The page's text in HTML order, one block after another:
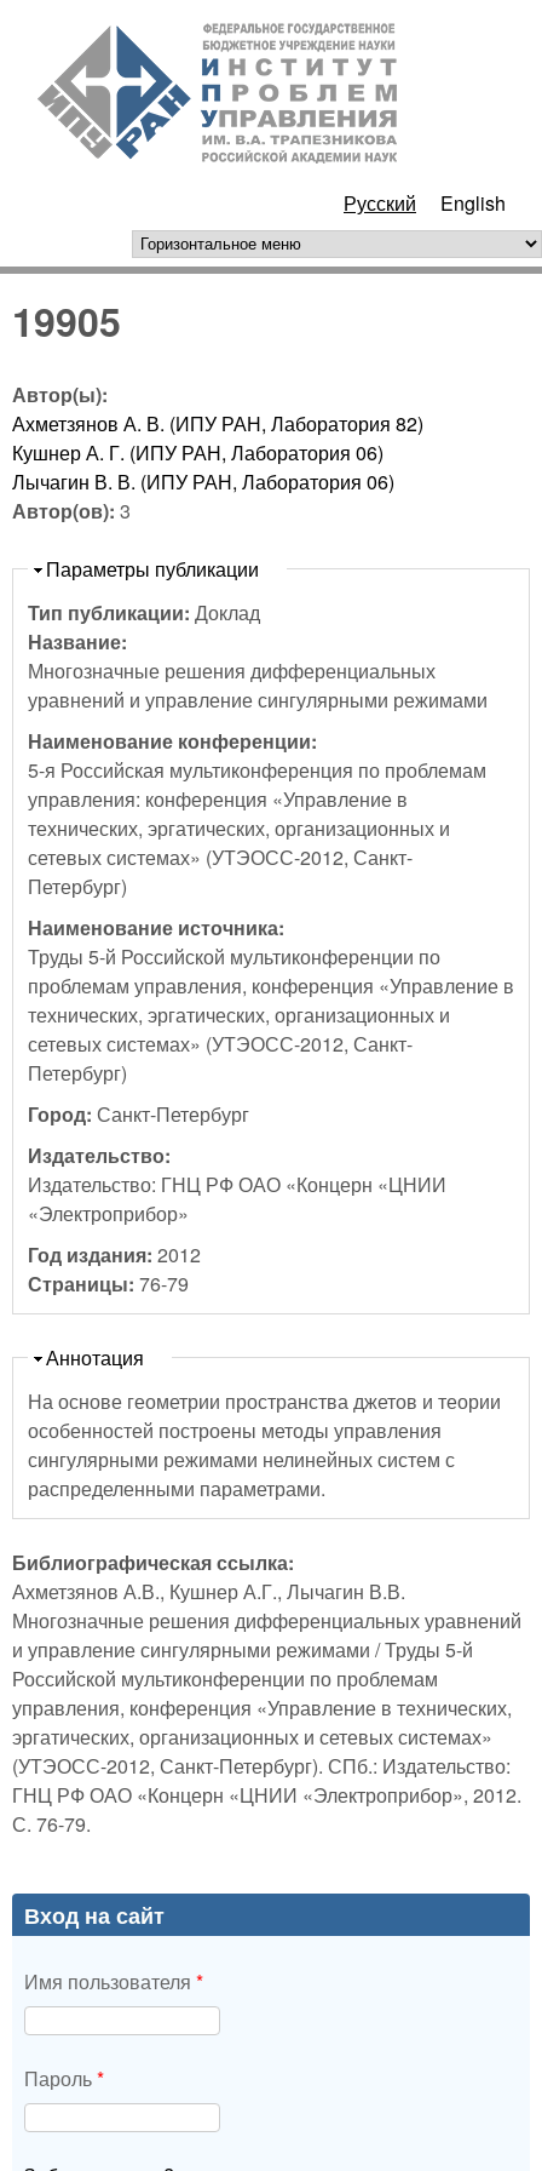
Перейти к основному
содержанию
РАН
Русский English
горизонтальное меню
19905
Автор(ы):
Ахметзянов А. В. (ИПУ РАН, Лаборатория 82)
Кушнер А. Г. (ИПУ РАН, Лаборатория 06)
Лычагин В. В. (ИПУ РАН, Лаборатория 06)
Автор(ов): 3
Скрыть
Параметры публикации
Тип публикации: Доклад
Название:
Многозначные решения дифференциальных
уравнений и управление сингулярными режимами
Наименование конференции:
5-я Российская мультиконференция по проблемам
управления: конференция «Управление в
технических, эргатических, организационных и
сетевых системах» (УТЭОСС-2012, Санкт-
Петербург)
Наименование источника:
Труды 5-й Российской мультиконференции по
проблемам управления, конференция «Управление в
технических, эргатических, организационных и
сетевых системах» (УТЭОСС-2012, Санкт-
Петербург)
Город: Санкт-Петербург
Издательство:
Издательство: ГНЦ РФ ОАО «Концерн «ЦНИИ
«Электроприбор»
Год издания: 2012
Страницы: 76-79
Скрыть
Аннотация
На основе геометрии пространства джетов и теории
особенностей построены методы управления
сингулярными режимами нелинейных систем с
распределенными параметрами.
Библиографическая ссылка:
Ахметзянов А.В., Кушнер А.Г., Лычагин В.В.
Многозначные решения дифференциальных уравнений
и управление сингулярными режимами / Труды 5-й
Российской мультиконференции по проблемам
управления, конференция «Управление в технических,
эргатических, организационных и сетевых системах»
(УТЭОСС-2012, Санкт-Петербург). СПб.: Издательство:
ГНЦ РФ ОАО «Концерн «ЦНИИ «Электроприбор», 2012.
С. 76-79.
Вход на сайт
Имя пользователя *
Пароль*